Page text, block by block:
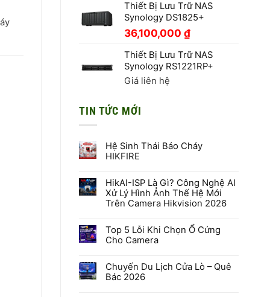
Thiết Bị Lưu Trữ NAS
Synology DS1825+
36,100,000 ₫
Thiết Bị Lưu Trữ NAS
Synology RS1221RP+
Giá liên hệ
TIN TỨC MỚI
Hệ Sinh Thái Báo Cháy
HIKFIRE
bình
luận
ở
Hệ
Báo
Cháy
HIKFIRE
HikAI-ISP Là Gì? Công Nghệ AI
Xử Lý Hình Ảnh Thế Hệ Mới
Trên Camera Hikvision 2026
bình
luận
ở
Là
Gì?
Công
Top 5 Lỗi Khi Chọn Ổ Cứng
Cho Camera
bình
luận
ở
Chuyến Du Lịch Cửa Lò – Quê
Bác 2026